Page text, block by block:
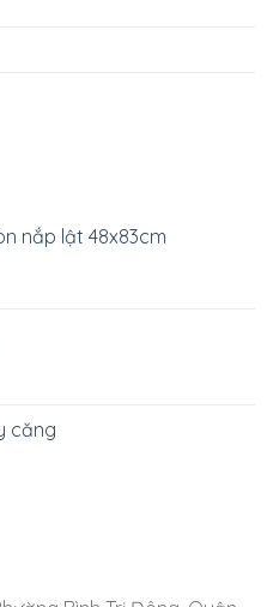
nắp lật 48x83cm
căng